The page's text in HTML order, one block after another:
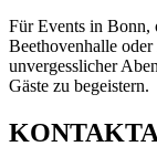
Für Events in Bonn,
Beethovenhalle
unvergesslicher
Gäste zu begeistern.